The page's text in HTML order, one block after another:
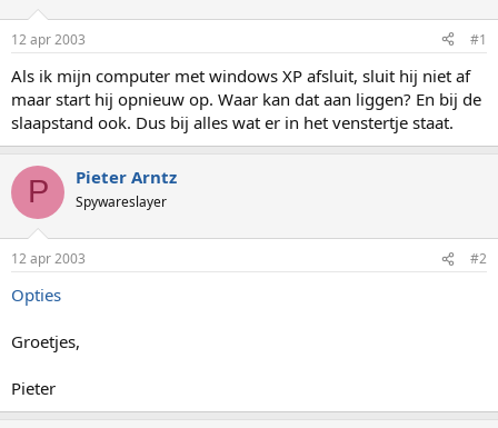
s
t
a
r
t
e
r
m
12 apr 2003 #1
Als ik mijn computer met windows XP afsluit, sluit hij niet af
maar start hij opnieuw op. Waar kan dat aan liggen? En bij de
slaapstand ook. Dus bij alles wat er in het venstertje staat.
P Pieter Arntz
Spywareslayer
12 apr 2003 #2
Opties
Groetjes,
Pieter